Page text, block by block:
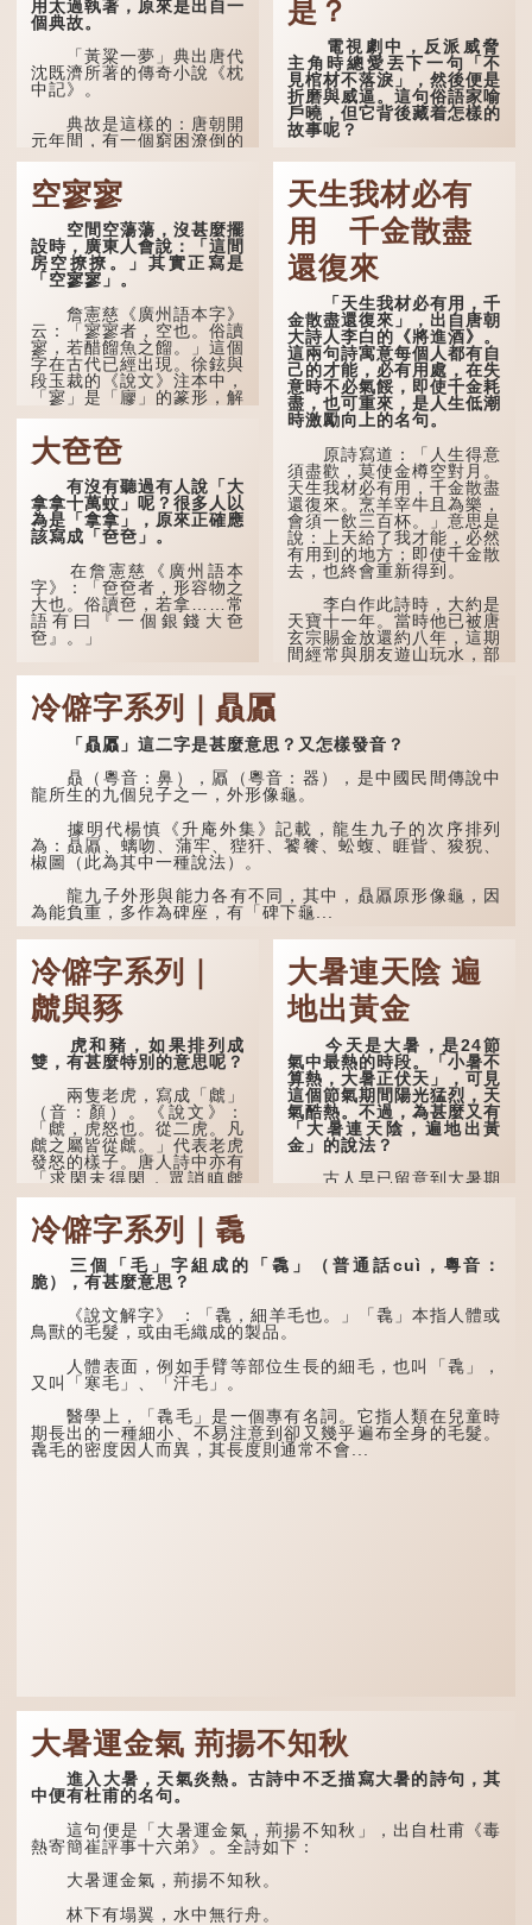
用太過執著，原來是出自一
個典故。
「黃粱一夢」典出唐代
沈既濟所著的傳奇小說《枕
中記》。
典故是這樣的：唐朝開
元年間，有一個窮困潦倒的
中經過一間旅店休息，碰巧
遇到一位呂姓道士，兩人暢
談甚歡。
言談間，盧姓書生感慨
自己雖貴為讀書人，但一直
未能考取功名，仍然貧困，
感到十分落泊。於是，道士
拿出一個青瓷枕頭，讓...
是？
電視劇中，反派威脅
主角時總愛丟下一句「不
見棺材不落淚」，然後便是
折磨與威逼。這句俗語家喻
戶曉，但它背後藏着怎樣的
故事呢？
「不見棺材不落淚」的
原句，有說法是「不見棺材
不下淚」或「不見親棺不下
淚」，出自明朝蘭陵笑笑生
所著的《金瓶梅詞話》第九
十八回。原意是指人未親眼
見到親人棺木，便不會真正
感到悲傷；後來引申為比喻
人執迷不悟，不到徹底失
敗，便不肯罷休。
許多人對這上半句耳熟
能詳，但它其實還有下半句
——「不到黃河心不死」...
空寥寥
空間空蕩蕩，沒甚麼擺
設時，廣東人會說：「這間
房空撩撩。」其實正寫是
「空寥寥」。
詹憲慈《廣州語本字》
云：「寥寥者，空也。俗讀
寥，若醋餾魚之餾。」這個
字在古代已經出現。徐鉉與
段玉裁的《說文》注本中，
「寥」是「廫」的篆形，解
事，以「寥寥安期，虛質高
清」形容空虛無所事事。
大夿夿
有沒有聽過有人說「大
拿拿十萬蚊」呢？很多人以
為是「拿拿」，原來正確應
該寫成「夿夿」。
在詹憲慈《廣州語本
字》：「夿夿者，形容物之
大也。俗讀夿，若拿……常
語有曰『一個銀錢大夿
夿』。」
「夿」形容大，「一個
銀錢大夿夿」，就形容金錢
數量之大了。「大夿夿十萬
蚊」，就是說十萬元是一筆
大數目了。
不過，「夿」字本音讀
作「巴（bā）」，因此
「大夿夿」理應讀成「大巴
巴」。問題是，若依足本
音，...
天生我材必有
用 千金散盡
還復來
「天生我材必有用，千
金散盡還復來」，出自唐朝
大詩人李白的《將進酒》。
這兩句詩寓意每個人都有自
己的才能，必有用處，在失
意時不必氣餒，即使千金耗
盡，也可重來，是人生低潮
時激勵向上的名句。
原詩寫道：「人生得意
須盡歡，莫使金樽空對月。
天生我材必有用，千金散盡
還復來。烹羊宰牛且為樂，
會須一飲三百杯。」意思是
說：上天給了我才能，必然
有用到的地方；即使千金散
去，也終會重新得到。
李白作此詩時，大約是
天寶十一年。當時他已被唐
玄宗賜金放還約八年，這期
間經常與朋友遊山玩水，部
冷僻字系列｜贔屭
「贔屭」這二字是甚麼意思？又怎樣發音？
贔（粵音：鼻），屭（粵音：器），是中國民間傳說中
龍所生的九個兒子之一，外形像龜。
據明代楊慎《升庵外集》記載，龍生九子的次序排列
為：贔屭、螭吻、蒲牢、狴犴、饕餮、蚣蝮、睚眥、狻猊、
椒圖（此為其中一種說法）。
龍九子外形與能力各有不同，其中，贔屭原形像龜，因
為能負重，多作為碑座，有「碑下龜...
冷僻字系列｜
虤與豩
虎和豬，如果排列成
雙，有甚麼特別的意思呢？
兩隻老虎，寫成「虤」
（音：顏）。《說文》：
「虤，虎怒也。從二虎。凡
虤之屬皆從虤。」代表老虎
發怒的樣子。唐人詩中亦有
「求閑未得閑，眾誚瞋虤
虤」之句，意思是眾人的譏
諷讓人怒目而視。
兩隻豬，則為「豩」
（音：賓）。甲骨文從二
「豕」，象豬相追逐的樣
子。《同文備考》另有一說
「豩，豕亂群。」意指一
群...
大暑連天陰 遍
地出黃金
今天是大暑，是24節
氣中最熱的時段。「小暑不
算熱，大暑正伏天」，可見
這個節氣期間陽光猛烈，天
氣酷熱。不過，為甚麼又有
「大暑連天陰，遍地出黃
金」的說法？
古人早已留意到大暑期
間的氣候規律。《逸周書·
行。」意思是說，大暑時節
螢火蟲出生，土地濕熱，常
冷僻字系列｜毳
三個「毛」字組成的「毳」（普通話cuì，粵音：
脆），有甚麼意思？
《說文解字》 ：「毳，細羊毛也。」「毳」本指人體或
鳥獸的毛髮，或由毛織成的製品。
人體表面，例如手臂等部位生長的細毛，也叫「毳」，
又叫「寒毛」、「汗毛」。
醫學上，「毳毛」是一個專有名詞。它指人類在兒童時
期長出的一種細小、不易注意到卻又幾乎遍布全身的毛髮。
毳毛的密度因人而異，其長度則通常不會...
大暑運金氣 荊揚不知秋
進入大暑，天氣炎熱。古詩中不乏描寫大暑的詩句，其
中便有杜甫的名句。
這句便是「大暑運金氣，荊揚不知秋」，出自杜甫《毒
熱寄簡崔評事十六弟》。全詩如下：
大暑運金氣，荊揚不知秋。
林下有塌翼，水中無行舟。